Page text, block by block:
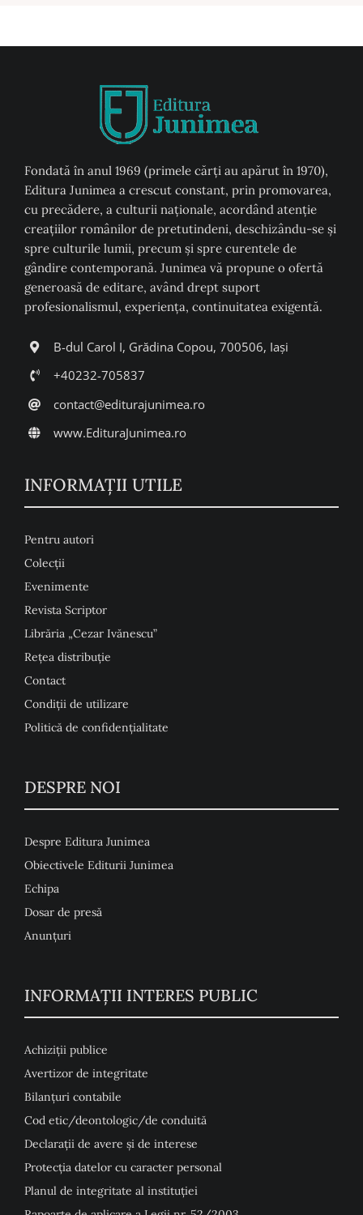
Fondată în anul 1969 (primele cărți au apărut în 1970),
Editura Junimea a crescut constant, prin promovarea,
cu precădere, a culturii naţionale, acordând atenţie
creaţiilor românilor de pretutindeni, deschizându-se şi
spre culturile lumii, precum şi spre curentele de
gândire contemporană. Junimea vă propune o ofertă
generoasă de editare, având drept suport
profesionalismul, experiența, continuitatea exigentă.
B-dul Carol I, Grădina Copou, 700506, Iași
+40232-705837
contact@editurajunimea.ro
www.EdituraJunimea.ro
INFORMAŢII UTILE
Pentru autori
Colecţii
Evenimente
Revista Scriptor
Librăria „Cezar Ivănescu”
Rețea distribuție
Contact
Condiţii de utilizare
Politică de confidențialitate
DESPRE NOI
Despre Editura Junimea
Obiectivele Editurii Junimea
Echipa
Dosar de presă
Anunţuri
INFORMAȚII INTERES PUBLIC
Achiziții publice
Avertizor de integritate
Bilanțuri contabile
Cod etic/deontologic/de conduită
Declarații de avere și de interese
Protecția datelor cu caracter personal
Planul de integritate al instituției